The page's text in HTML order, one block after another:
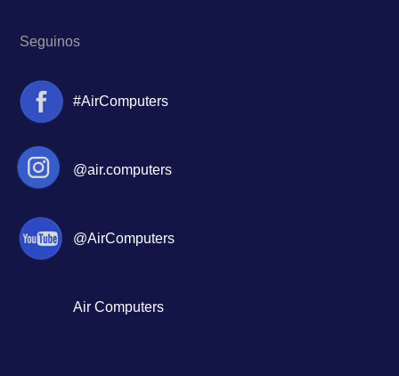
Seguinos
#AirComputers
@air.computers
@AirComputers
Air Computers